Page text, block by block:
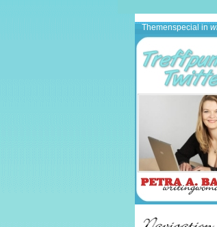
Themenspecial in